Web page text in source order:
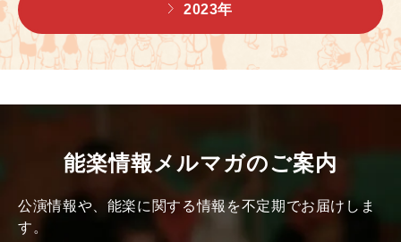
2023年
能楽情報メルマガのご案内
公演情報や、能楽に関する情報を不定期でお届けしま
す。